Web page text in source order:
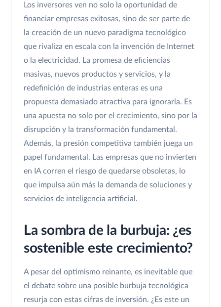
Los inversores ven no solo la oportunidad de
financiar empresas exitosas, sino de ser parte de
la creación de un nuevo paradigma tecnológico
que rivaliza en escala con la invención de Internet
o la electricidad. La promesa de eficiencias
masivas, nuevos productos y servicios, y la
redefinición de industrias enteras es una
propuesta demasiado atractiva para ignorarla. Es
una apuesta no solo por el crecimiento, sino por la
disrupción y la transformación fundamental.
Además, la presión competitiva también juega un
papel fundamental. Las empresas que no invierten
en IA corren el riesgo de quedarse obsoletas, lo
que impulsa aún más la demanda de soluciones y
servicios de inteligencia artificial.
La sombra de la burbuja: ¿es
sostenible este crecimiento?
A pesar del optimismo reinante, es inevitable que
el debate sobre una posible burbuja tecnológica
resurja con estas cifras de inversión. ¿Es este un